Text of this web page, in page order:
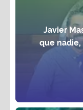
Javier
que